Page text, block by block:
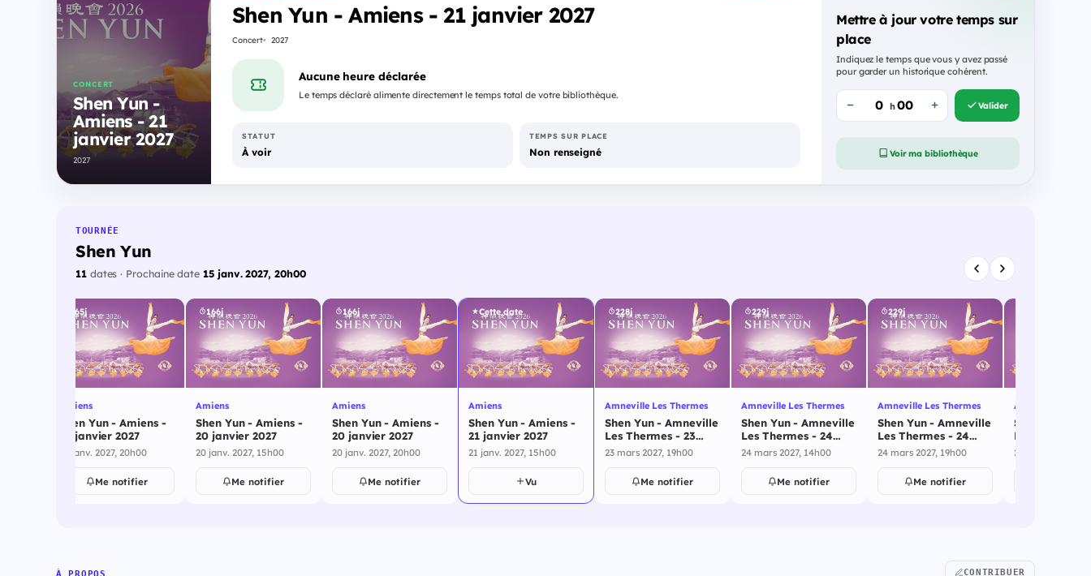
CONCERT
Shen Yun -
Amiens - 21
janvier 2027
2027
Shen Yun - Amiens - 21 janvier 2027
Concert 2027
Aucune heure déclarée
Le temps déclaré alimente directement le temps total de votre bibliothèque.
STATUT
À voir
TEMPS SUR PLACE
Non renseigné
Mettre à jour votre temps sur
place
Indiquez le temps que vous y avez passé
pour garder un historique cohérent.
h Valider
Voir ma bibliothèque
TOURNÉE
Shen Yun
11dates · Prochaine date 15 janv. 2027, 20h00
165j
Amiens
Shen Yun - Amiens -
19 janvier 2027
19 janv. 2027, 20h00
Me notifier
166j
Amiens
Shen Yun - Amiens -
20 janvier 2027
20 janv. 2027, 15h00
Me notifier
166j
Amiens
Shen Yun - Amiens -
20 janvier 2027
20 janv. 2027, 20h00
Me notifier
Cette date
Amiens
Shen Yun - Amiens -
21 janvier 2027
21 janv. 2027, 15h00
Vu
228j
Amneville Les Thermes
Shen Yun - Amneville
Les Thermes - 23
mars 2027
23 mars 2027, 19h00
Me notifier
229j
Amneville Les Thermes
Shen Yun - Amneville
Les Thermes - 24
mars 2027
24 mars 2027, 14h00
Me notifier
229j
Amneville Les Thermes
Shen Yun - Amneville
Les Thermes - 24
mars 2027
24 mars 2027, 19h00
Me notifier
Amneville Les
Shen Yun -
Les Thermes -
mars 2027
25 mars 2027,
À PROPOS CONTRIBUER